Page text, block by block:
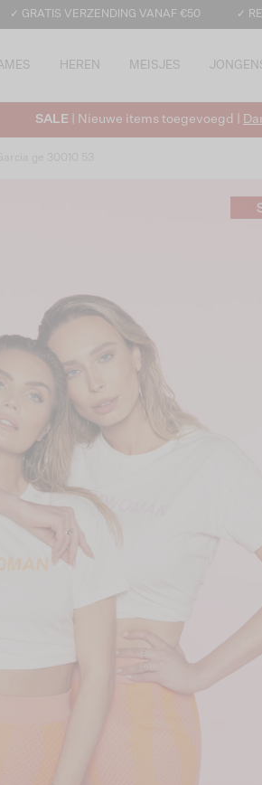
✓ GRATIS VERZENDING VANAF €50 ✓
HEREN MEISJES
SALE | Nieuwe items toegevoegd |